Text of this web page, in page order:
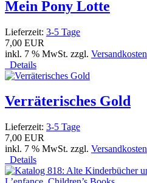
Mein Pony Lotte
Lieferzeit: 3-5 Tage
7,00 EUR
inkl. 7 % MwSt. zzgl. Versandkosten
Details
Verräterisches Gold
Lieferzeit: 3-5 Tage
7,00 EUR
inkl. 7 % MwSt. zzgl. Versandkosten
Details